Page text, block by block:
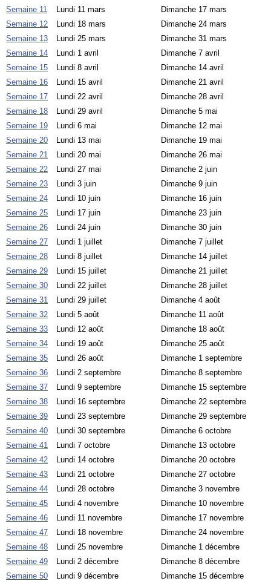
Semaine 11
Lundi 11 mars
Dimanche 17 mars
Semaine 12
Lundi 18 mars
Dimanche 24 mars
Semaine 13
Lundi 25 mars
Dimanche 31 mars
Semaine 14
Lundi 1 avril
Dimanche 7 avril
Semaine 15
Lundi 8 avril
Dimanche 14 avril
Semaine 16
Lundi 15 avril
Dimanche 21 avril
Semaine 17
Lundi 22 avril
Dimanche 28 avril
Semaine 18
Lundi 29 avril
Dimanche 5 mai
Semaine 19
Lundi 6 mai
Dimanche 12 mai
Semaine 20
Lundi 13 mai
Dimanche 19 mai
Semaine 21
Lundi 20 mai
Dimanche 26 mai
Semaine 22
Lundi 27 mai
Dimanche 2 juin
Semaine 23
Lundi 3 juin
Dimanche 9 juin
Semaine 24
Lundi 10 juin
Dimanche 16 juin
Semaine 25
Lundi 17 juin
Dimanche 23 juin
Semaine 26
Lundi 24 juin
Dimanche 30 juin
Semaine 27
Lundi 1 juillet
Dimanche 7 juillet
Semaine 28
Lundi 8 juillet
Dimanche 14 juillet
Semaine 29
Lundi 15 juillet
Dimanche 21 juillet
Semaine 30
Lundi 22 juillet
Dimanche 28 juillet
Semaine 31
Lundi 29 juillet
Dimanche 4 août
Semaine 32
Lundi 5 août
Dimanche 11 août
Semaine 33
Lundi 12 août
Dimanche 18 août
Semaine 34
Lundi 19 août
Dimanche 25 août
Semaine 35
Lundi 26 août
Dimanche 1 septembre
Semaine 36
Lundi 2 septembre
Dimanche 8 septembre
Semaine 37
Lundi 9 septembre
Dimanche 15 septembre
Semaine 38
Lundi 16 septembre
Dimanche 22 septembre
Semaine 39
Lundi 23 septembre
Dimanche 29 septembre
Semaine 40
Lundi 30 septembre
Dimanche 6 octobre
Semaine 41
Lundi 7 octobre
Dimanche 13 octobre
Semaine 42
Lundi 14 octobre
Dimanche 20 octobre
Semaine 43
Lundi 21 octobre
Dimanche 27 octobre
Semaine 44
Lundi 28 octobre
Dimanche 3 novembre
Semaine 45
Lundi 4 novembre
Dimanche 10 novembre
Semaine 46
Lundi 11 novembre
Dimanche 17 novembre
Semaine 47
Lundi 18 novembre
Dimanche 24 novembre
Semaine 48
Lundi 25 novembre
Dimanche 1 décembre
Semaine 49
Lundi 2 décembre
Dimanche 8 décembre
Semaine 50
Lundi 9 décembre
Dimanche 15 décembre